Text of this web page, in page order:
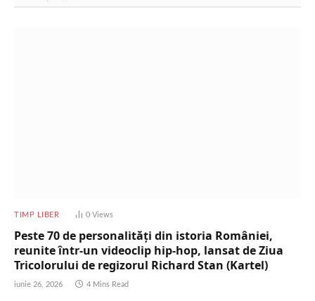
TIMP LIBER 0 Views
Peste 70 de personalități din istoria României,
reunite într-un videoclip hip-hop, lansat de Ziua
Tricolorului de regizorul Richard Stan (Kartel)
iunie 26, 2026 4 Mins Read